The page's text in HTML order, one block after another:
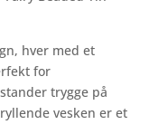
hver med et
for
trygge på
vesken er et